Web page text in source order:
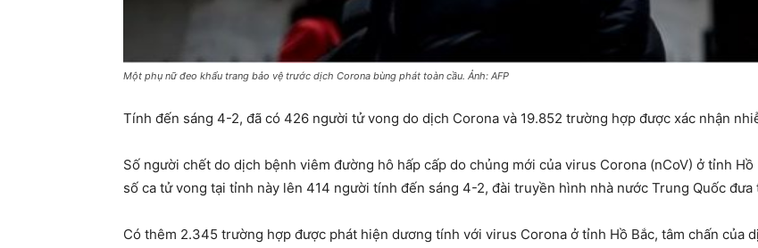
Một phụ nữ đeo khẩu trang bảo vệ trước dịch Corona bùng phát toàn cầu. Ảnh: AFP
Tính đến sáng 4-2, đã có 426 người tử vong do dịch Corona và 19.852 trường hợp được xác nhận
Số người chết do dịch bệnh viêm đường hô hấp cấp do chủng mới của virus Corona (nCoV) ở tỉnh
số ca tử vong tại tỉnh này lên 414 người tính đến sáng 4-2, đài truyền hình nhà nước Trung Quốc đưa
Có thêm 2.345 trường hợp được phát hiện dương tính với virus Corona ở tỉnh Hồ Bắc, tâm chấn của